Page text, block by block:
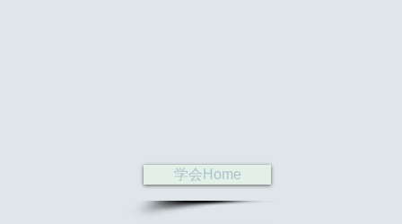
学会Home